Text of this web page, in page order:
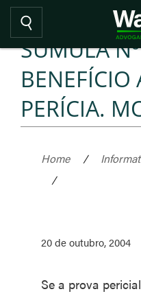
SÚMULA
BENEFÍCIO
PERÍCIA.
Home /
/
20 de outubro, 2004
Se a prova